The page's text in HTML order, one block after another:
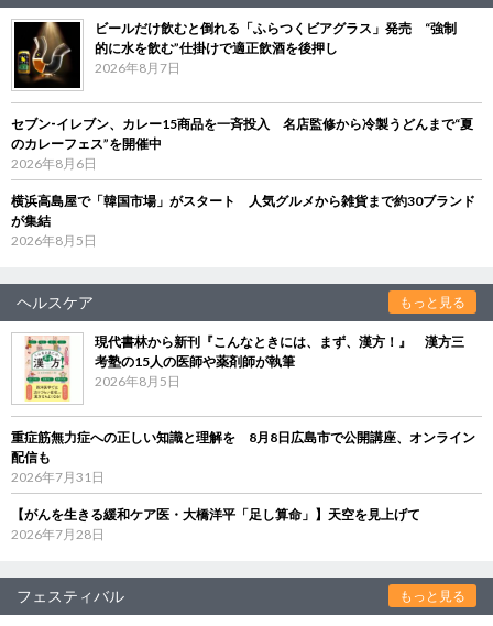
ビールだけ飲むと倒れる「ふらつくビアグラス」発売 “強制
的に水を飲む”仕掛けで適正飲酒を後押し
2026年8月7日
セブン‐イレブン、カレー15商品を一斉投入 名店監修から冷製うどんまで“夏
のカレーフェス”を開催中
2026年8月6日
横浜高島屋で「韓国市場」がスタート 人気グルメから雑貨まで約30ブランド
が集結
2026年8月5日
ヘルスケア もっと見る
現代書林から新刊『こんなときには、まず、漢方！』 漢方三
考塾の15人の医師や薬剤師が執筆
2026年8月5日
重症筋無力症への正しい知識と理解を 8月8日広島市で公開講座、オンライン
配信も
2026年7月31日
【がんを生きる緩和ケア医・大橋洋平「足し算命」】天空を見上げて
2026年7月28日
フェスティバル もっと見る